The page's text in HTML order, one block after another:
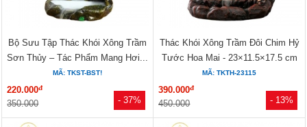
- 37%
Bộ Sưu Tập Thác Khói Xông Trầm
Sơn Thủy – Tác Phẩm Mang Hơi...
MÃ: TKST-BST!
220.000đ
350.000 - 13%
Thác Khói Xông Trầm Đôi Chim Hỷ
Tước Hoa Mai - 23×11.5×17.5 cm
MÃ: TKTH-23115
390.000đ
450.000